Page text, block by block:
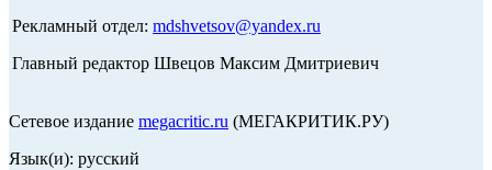
Рекламный отдел: mdshvetsov@yandex.ru
Главный редактор Швецов Максим Дмитриевич
Сетевое издание megacritic.ru (МЕГАКРИТИК.РУ)
Язык(и): русский